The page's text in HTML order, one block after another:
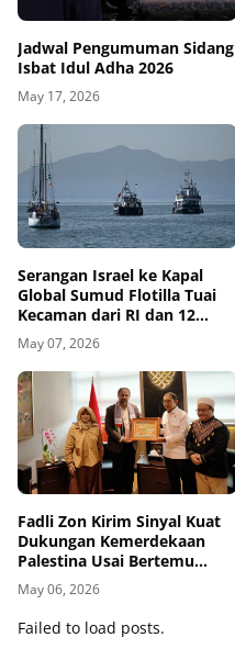
Jadwal Pengumuman Sidang
Isbat Idul Adha 2026
May 17, 2026
Serangan Israel ke Kapal
Global Sumud Flotilla Tuai
Kecaman dari RI dan 12
Negara
May 07, 2026
Fadli Zon Kirim Sinyal Kuat
Dukungan Kemerdekaan
Palestina Usai Bertemu
Delegasi di Kemenbud
May 06, 2026
Failed to load posts.